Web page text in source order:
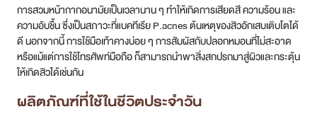
การสวมหน้ากากอนามัยเป็นเวลานาน ๆ ทำให้เกิดการเสียดสี ความร้อน และ
ความอับชื้น ซึ่งเป็นสภาวะที่แบคทีเรีย P.acnes ต้นเหตุของสิวอักเสบเติบโตได้
ดี นอกจากนี้ การใช้มือเท้าคางบ่อย ๆ การสัมผัสกับปลอกหมอนที่ไม่สะอาด
หรือแม้แต่การใช้โทรศัพท์มือถือ ก็สามารถนำพาสิ่งสกปรกมาสู่ผิวและกระตุ้น
ให้เกิดสิวได้เช่นกัน
ผลิตภัณฑ์ที่ใช้ในชีวิตประจำวัน